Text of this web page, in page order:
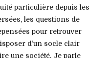
particulière depuis les
les questions de
pour retrouver
d’un socle clair
une société. Je parle